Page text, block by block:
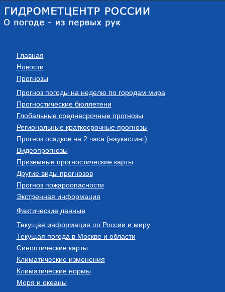
Главная
Новости
Прогнозы
Прогноз погоды на неделю по городам мира
Прогностические бюллетени
Глобальные среднесрочные прогнозы
Региональные краткосрочные прогнозы
Прогноз осадков на 2 часа (наукастинг)
Видеопрогнозы
Приземные прогностические карты
Другие виды прогнозов
Прогноз пожароопасности
Экстренная информация
Фактические данные
Текущая информация по России и миру
Текущая погода в Москве и области
Синоптические карты
Климатические изменения
Климатические нормы
Моря и океаны